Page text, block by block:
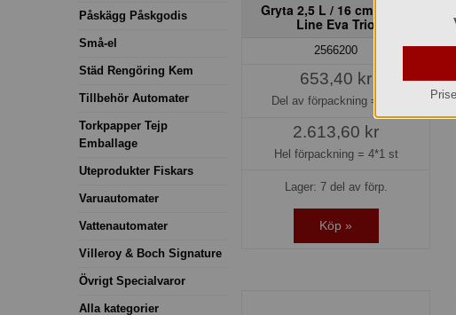
Påskägg Påskgodis
Små-el
Städ Rengöring Kem
Tillbehör Automater
Torkpapper Tejp
Emballage
Uteprodukter Fiskars
Varuautomater
Vattenautomater
Villeroy & Boch Signature
Övrigt Specialvaror
Alla kategorier
Gryta 2,5 L / 16 cm White
Line Eva Trio
2566200
653,40 kr
Del av förpackning =
2.613,60 kr
Hel förpackning = 4*1 st
Lager: 7 del av förp.
Köp »